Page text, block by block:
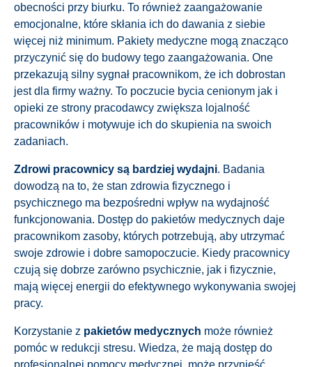
obecności przy biurku. To również zaangażowanie
emocjonalne, które skłania ich do dawania z siebie
więcej niż minimum. Pakiety medyczne mogą znacząco
przyczynić się do budowy tego zaangażowania. One
przekazują silny sygnał pracownikom, że ich dobrostan
jest dla firmy ważny. To poczucie bycia cenionym jak i
opieki ze strony pracodawcy zwiększa lojalność
pracowników i motywuje ich do skupienia na swoich
zadaniach.
Zdrowi pracownicy są bardziej wydajni. Badania
dowodzą na to, że stan zdrowia fizycznego i
psychicznego ma bezpośredni wpływ na wydajność
funkcjonowania. Dostęp do pakietów medycznych daje
pracownikom zasoby, których potrzebują, aby utrzymać
swoje zdrowie i dobre samopoczucie. Kiedy pracownicy
czują się dobrze zarówno psychicznie, jak i fizycznie,
mają więcej energii do efektywnego wykonywania swojej
pracy.
Korzystanie z pakietów medycznych może również
pomóc w redukcji stresu. Wiedza, że mają dostęp do
profesjonalnej pomocy medycznej, może przynieść